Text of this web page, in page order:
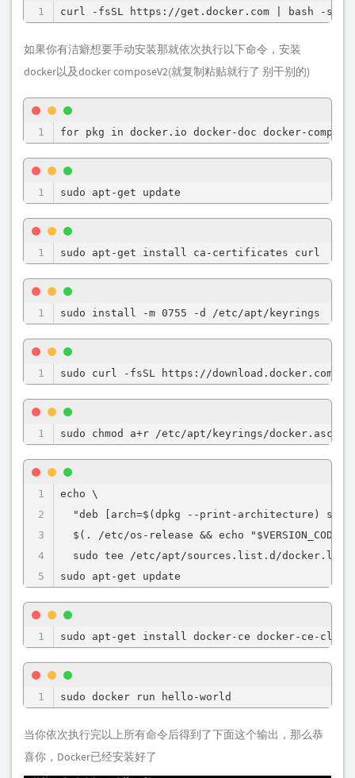
curl -fsSL https://get.docker.com | bash -s
如果你有洁癖想要手动安装那就依次执行以下命令，安装
docker以及docker composeV2(就复制粘贴就行了 别干别的)
for pkg in docker.io docker-doc docker-
sudo apt-get update
sudo apt-get install ca-certificates curl
sudo install -m 0755 -d /etc/apt/keyrings
sudo curl -fsSL https://download.docker.com/
sudo chmod a+r /etc/apt/keyrings/docker.asc
echo \
"deb [arch=$(dpkg --print-architecture)
$(. /etc/os-release && echo
sudo tee /etc/apt/sources.list.d/docker.list
sudo apt-get update
sudo apt-get install docker-ce docker-ce-cli
sudo docker run hello-world
当你依次执行完以上所有命令后得到了下面这个输出，那么恭
喜你，Docker已经安装好了